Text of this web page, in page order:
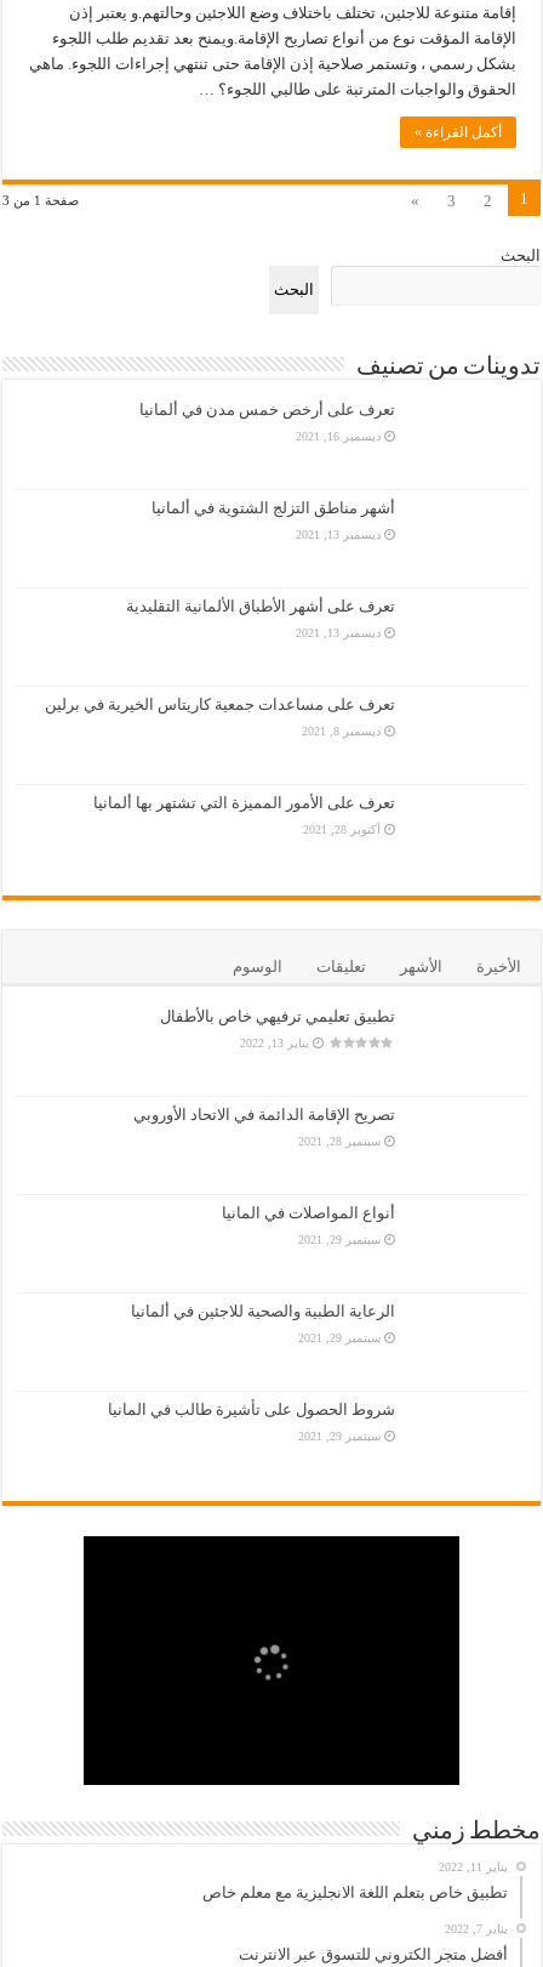
إقامة متنوعة للاجئين، تختلف باختلاف وضع اللاجئين وحالتهم.و يعتبر إذن
الإقامة المؤقت نوع من أنواع تصاريح الإقامة.ويمنح بعد تقديم طلب اللجوء
بشكل رسمي ، وتستمر صلاحية إذن الإقامة حتى تنتهي إجراءات اللجوء. ماهي
الحقوق والواجبات المترتبة على طالبي اللجوء؟ …
أكمل القراءة »
صفحة 1 من 3 1
2
3
»
البحث
البحث
تدوينات من تصنيف
تعرف على أرخص خمس مدن في ألمانيا
ديسمبر 16, 2021
أشهر مناطق التزلج الشتوية في ألمانيا
ديسمبر 13, 2021
تعرف على أشهر الأطباق الألمانية التقليدية
ديسمبر 13, 2021
تعرف على مساعدات جمعية كاريتاس الخيرية في برلين
ديسمبر 8, 2021
تعرف على الأمور المميزة التي تشتهر بها ألمانيا
أكتوبر 28, 2021
الأخيرة الأشهر تعليقات الوسوم
تطبيق تعليمي ترفيهي خاص بالأطفال
يناير 13, 2022
تصريح الإقامة الدائمة في الاتحاد الأوروبي
سبتمبر 28, 2021
أنواع المواصلات في المانيا
سبتمبر 29, 2021
الرعاية الطبية والصحية للاجئين في ألمانيا
سبتمبر 29, 2021
شروط الحصول على تأشيرة طالب في المانيا
سبتمبر 29, 2021
مخطط زمني
يناير 11, 2022
تطبيق خاص بتعلم اللغة الانجليزية مع معلم خاص
يناير 7, 2022
أفضل متجر الكتروني للتسوق عبر الانترنت